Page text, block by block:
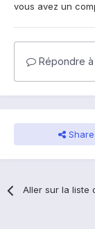
vous avez un
Répondre
Share
Aller sur la liste